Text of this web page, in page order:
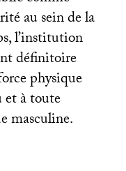
au sein de la
l’institution
définitoire
physique
à toute
masculine.